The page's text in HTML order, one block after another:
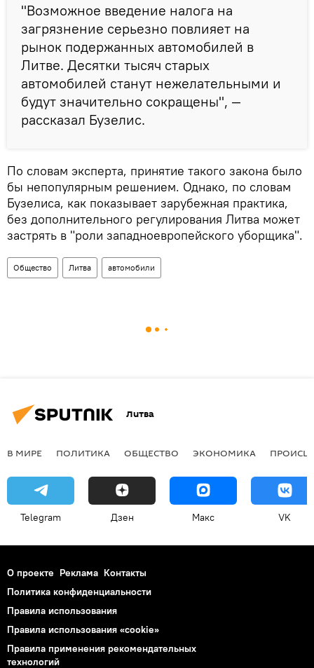
"Возможное введение налога на
загрязнение серьезно повлияет на
рынок подержанных автомобилей в
Литве. Десятки тысяч старых
автомобилей станут нежелательными и
будут значительно сокращены", —
рассказал Бузелис.
По словам эксперта, принятие такого закона было
бы непопулярным решением. Однако, по словам
Бузелиса, как показывает зарубежная практика,
без дополнительного регулирования Литва может
застрять в "роли западноевропейского уборщика".
Общество Литва автомобили
Литва
В МИРЕ ПОЛИТИКА ОБЩЕСТВО ЭКОНОМИКА
Telegram Дзен Макс VK
О проекте Реклама Контакты
Политика конфиденциальности
Правила использования
Правила использования «cookie»
Правила применения рекомендательных
технологий